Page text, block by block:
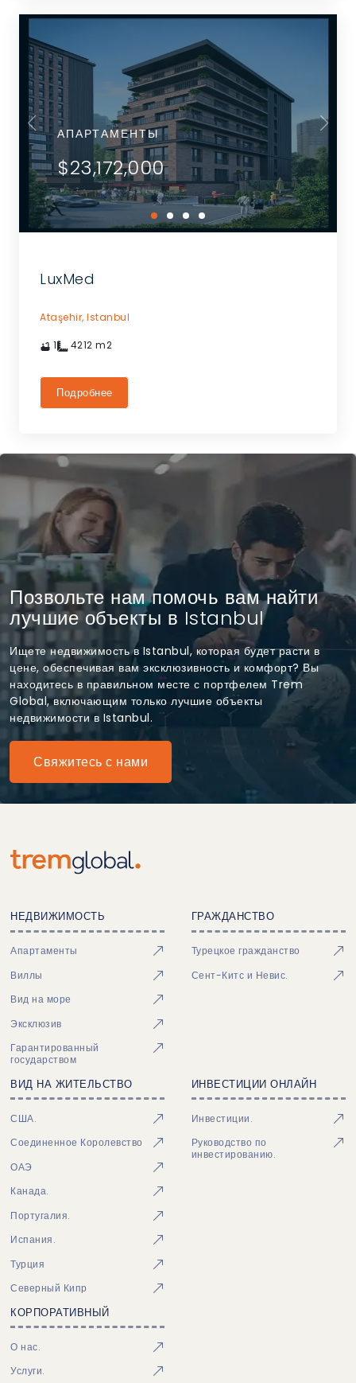
АПАРТАМЕНТЫ
$23,172,000
LuxMed
Ataşehir, Istanbul
1 4212 m2
Подробнее
Позвольте нам помочь вам найти
лучшие объекты в Istanbul
Ищете недвижимость в Istanbul, которая будет расти в
цене, обеспечивая вам эксклюзивность и комфорт? Вы
находитесь в правильном месте с портфелем Trem
Global, включающим только лучшие объекты
недвижимости в Istanbul.
Свяжитесь с нами
НЕДВИЖИМОСТЬ
Апартаменты
Виллы
Вид на море
Эксклюзив
Гарантированный
государством
ГРАЖДАНСТВО
Турецкое гражданство
Сент-Китс и Невис.
ВИД НА ЖИТЕЛЬСТВО
США.
Соединенное Королевство
ОАЭ
Канада.
Португалия.
Испания.
Турция
Северный Кипр
ИНВЕСТИЦИИ ОНЛАЙН
Инвестиции.
Руководство по
инвестированию.
КОРПОРАТИВНЫЙ
О нас.
Услуги.